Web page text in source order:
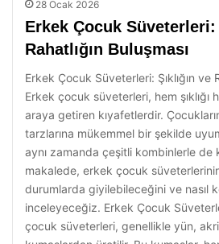
28 Ocak 2026
Erkek Çocuk Süveterleri:
Rahatlığın Buluşması
Erkek Çocuk Süveterleri: Şıklığın ve
Erkek çocuk süveterleri, hem şıklığı
araya getiren kıyafetlerdir.
tarzlarına mükemmel bir şekilde
aynı zamanda çeşitli kombinlerle de
makalede, erkek çocuk
durumlarda giyilebileceğini ve nasıl
inceleyeceğiz. Erkek Çocuk
çocuk süveterleri, genellikle yün,